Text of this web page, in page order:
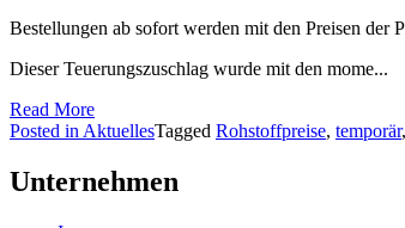
Bestellungen ab sofort werden mit den Preisen der
Dieser Teuerungszuschlag wurde mit den mome...
Read More
Posted in AktuellesTagged Rohstoffpreise, temporär,
Unternehmen